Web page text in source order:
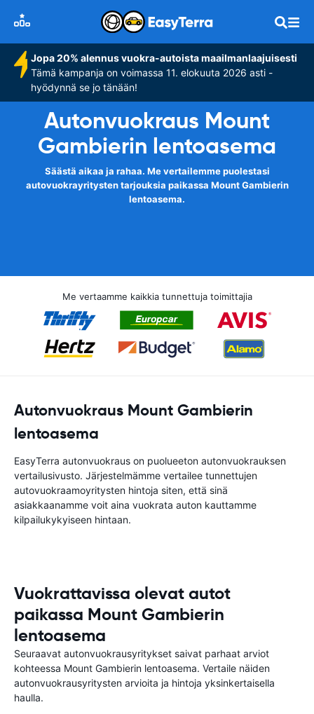
Jopa 20% alennus vuokra-autoista maailmanlaajuisesti
Tämä kampanja on voimassa 11. elokuuta 2026 asti -
hyödynnä se jo tänään!
Autonvuokraus Mount
Gambierin lentoasema
Säästä aikaa ja rahaa. Me vertailemme puolestasi
autovuokrayritysten tarjouksia paikassa Mount Gambierin
lentoasema.
Me vertaamme kaikkia tunnettuja toimittajia
Autonvuokraus Mount Gambierin
lentoasema
EasyTerra autonvuokraus on puolueeton autonvuokrauksen
vertailusivusto. Järjestelmämme vertailee tunnettujen
autovuokraamoyritysten hintoja siten, että sinä
asiakkaanamme voit aina vuokrata auton kauttamme
kilpailukykyiseen hintaan.
Vuokrattavissa olevat autot
paikassa Mount Gambierin
lentoasema
Seuraavat autonvuokrausyritykset saivat parhaat arviot
kohteessa Mount Gambierin lentoasema. Vertaile näiden
autonvuokrausyritysten arvioita ja hintoja yksinkertaisella
haulla.